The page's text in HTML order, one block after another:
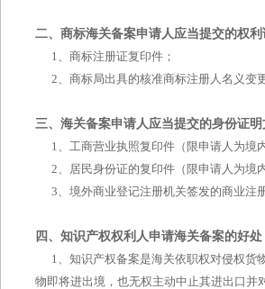
二、商标海关备案申请人应当提交的权
1、商标注册证复印件；
2、商标局出具的核准商标注册人名义变
三、海关备案申请人应当提交的身份证明
1、工商营业执照复印件（限申请人为境
2、居民身份证的复印件（限申请人为境
3、境外商业登记注册机关签发的商业注
四、知识产权权利人申请海关备案的好处
1、知识产权备案是海关依职权对侵权货
物即将进出境，也无权主动中止其进出口并